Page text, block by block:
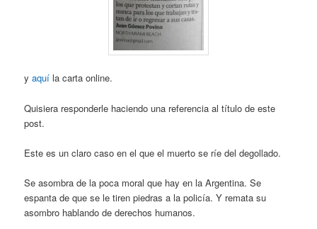
yaquí la carta online.
Quisiera responderle haciendo una referencia al título de este
post.
Este es un claro caso en el que el muerto se ríe del degollado.
Se asombra de la poca moral que hay en la Argentina. Se
espanta de que se le tiren piedras a la policía. Y remata su
asombro hablando de derechos humanos.